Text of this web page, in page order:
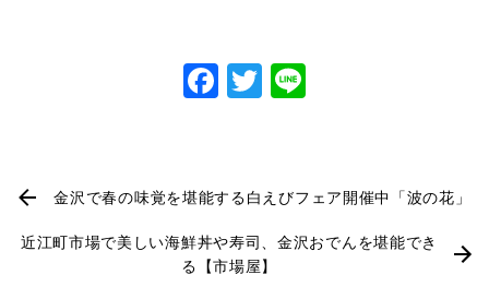
Facebook
Twitter
金沢で春の味覚を堪能する白えびフェア開催中「波の花」
近江町市場で美しい海鮮丼や寿司、金沢おでんを堪能でき
る【市場屋】